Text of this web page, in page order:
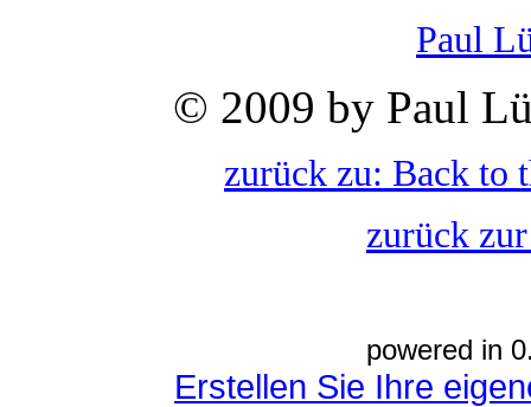
Paul
© 2009 by Paul
zurück zu: Back to
zurück
powered in
Erstellen Sie Ihre